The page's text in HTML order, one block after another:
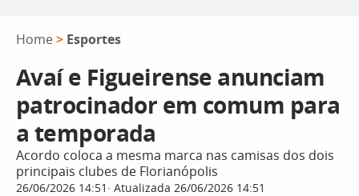
Home > Esportes
Avaí e Figueirense anunciam
patrocinador em comum para
a temporada
Acordo coloca a mesma marca nas camisas dos dois
principais clubes de Florianópolis
26/06/2026 14:51 Atualizada 26/06/2026 14:51